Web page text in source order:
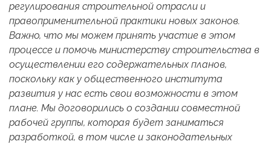
регулирования строительной отрасли и
правоприменительной практики новых законов.
Важно, что мы можем принять участие в этом
процессе и помочь министерству строительства в
осуществлении его содержательных планов,
поскольку как у общественного института
развития у нас есть свои возможности в этом
плане. Мы договорились о создании совместной
рабочей группы, которая будет заниматься
разработкой, в том числе и законодательных